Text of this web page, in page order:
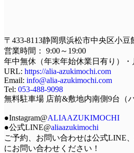
〒433-8113静岡県浜松市中央区小豆
営業時間： 9:00～19:00
年中無休（年末年始休業日有り）
URL: https://alia-azukimochi.com
Email: info@alia-azukimochi.com
Tel: 053-488-9098
無料駐車場 店前&敷地内南側9台（
●Instagram@ALIAAZUKIMOCHI
●公式LINE@aliaazukimochi
ご予約、お問い合わせは公式LINE
にお問い合わせください！